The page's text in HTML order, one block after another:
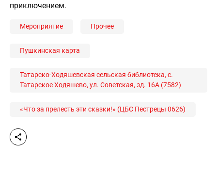
приключением.
Мероприятие Прочее
Пушкинская карта
Татарско-Ходяшевская сельская библиотека, с.
Татарское Ходяшево, ул. Советская, зд. 16А (7582)
«Что за прелесть эти сказки!» (ЦБС Пестрецы 0626)